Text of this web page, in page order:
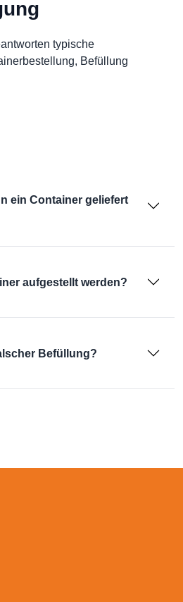
typische
Befüllung
ein Container geliefert
aufgestellt werden?
Befüllung?